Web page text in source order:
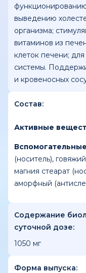
выведению
организма;
витаминов из
клеток печени;
системы.
и кровеносных
Состав:
Активные
(носитель),
магния стеарат
аморфный
Содержание
суточной дозе:
1050 мг
Форма выпуска: